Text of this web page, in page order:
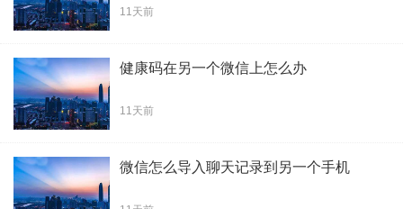
11天前
健康码在另一个微信上怎么办
11天前
微信怎么导入聊天记录到另一个手机